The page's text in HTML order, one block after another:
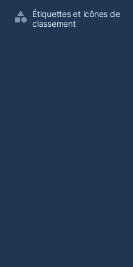
Étiquettes et icônes de
classement